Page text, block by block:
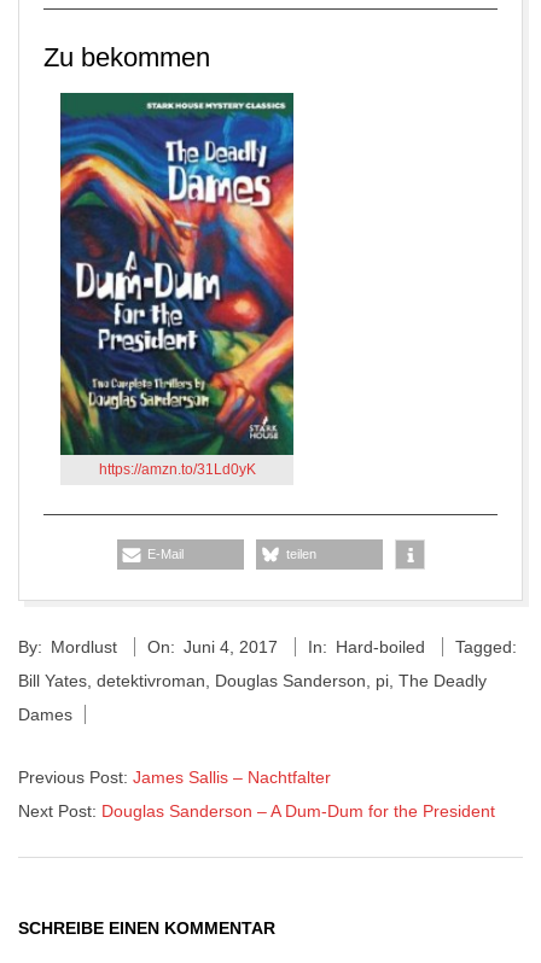
Zu bekommen
https://amzn.to/31Ld0yK
E-Mail teilen
06-
04
By: Mordlust On: Juni 4, 2017 In: Hard-boiled
Tagged:
Bill Yates detektivroman Douglas Sanderson pi The Deadly
Dames
Previous Post: James Sallis – Nachtfalter
Next Post: Douglas Sanderson – A Dum-Dum for the President
SCHREIBE EINEN KOMMENTAR